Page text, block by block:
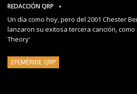
REDACCIÓN QRP
Un día como hoy, pero del 2001 Chester
lanzaron su exitosa tercera canción,
Theory'
EFEMÉRIDE QRP